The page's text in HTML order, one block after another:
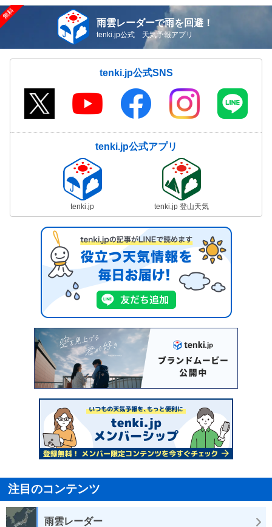
雨雲レーダーで雨を回避！
tenki.jp公式 天気予報アプリ
tenki.jp公式SNS
tenki.jp公式アプリ
tenki.jp tenki.jp 登山天気
注目のコンテンツ
雨雲レーダー